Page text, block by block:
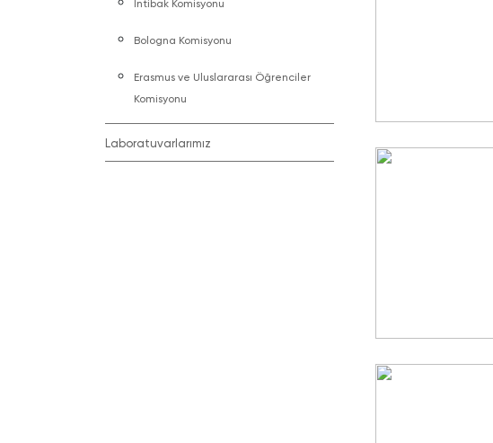
İntibak Komisyonu
Bologna Komisyonu
Erasmus ve Uluslararası Öğrenciler
Komisyonu
Laboratuvarlarımız